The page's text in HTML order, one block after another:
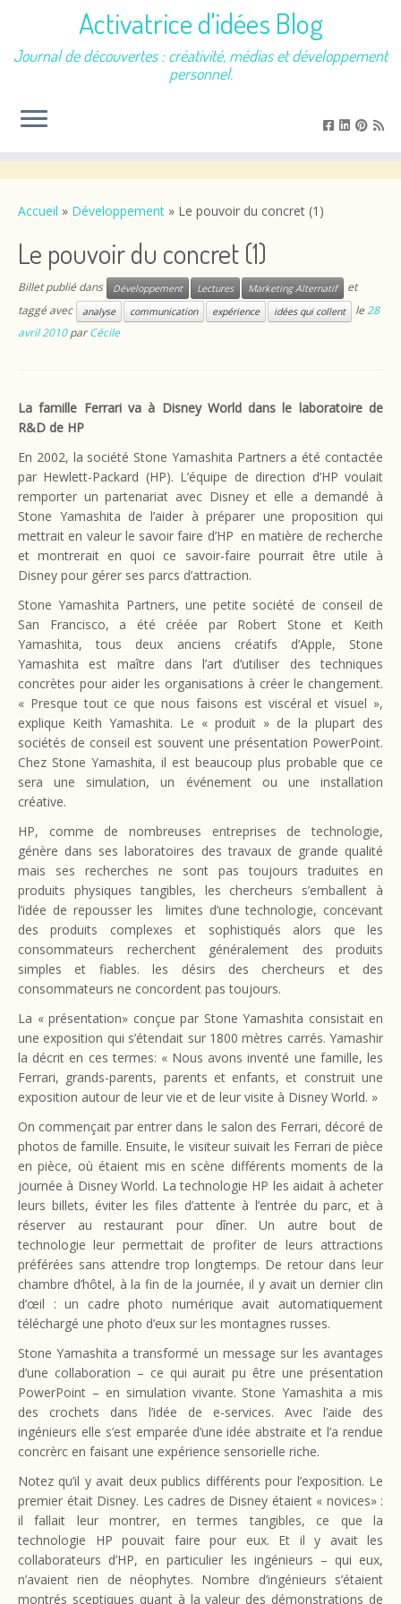
contenu
Activatrice d'idées Blog
Journal de découvertes : créativité, médias et développement
personnel.
Accueil » Développement » Le pouvoir du concret (1)
Le pouvoir du concret (1)
Billet publié dans Développement Lectures Marketing Alternatif
et
taggé avec
analyse communication expérience idées qui collent le28
avril 2010 parCécile
La famille Ferrari va à Disney World dans le laboratoire de
R&D de HP
En 2002, la société Stone Yamashita Partners a été contactée
par Hewlett-Packard (HP). L’équipe de direction d’HP voulait
remporter un partenariat avec Disney et elle a demandé à
Stone Yamashita de l’aider à préparer une proposition qui
mettrait en valeur le savoir faire d’HP en matière de recherche
et montrerait en quoi ce savoir-faire pourrait être utile à
Disney pour gérer ses parcs d’attraction.
Stone Yamashita Partners, une petite société de conseil de
San Francisco, a été créée par Robert Stone et Keith
Yamashita, tous deux anciens créatifs d’Apple, Stone
Yamashita est maître dans l’art d’utiliser des techniques
concrètes pour aider les organisations à créer le changement.
« Presque tout ce que nous faisons est viscéral et visuel »,
explique Keith Yamashita. Le « produit » de la plupart des
sociétés de conseil est souvent une présentation PowerPoint.
Chez Stone Yamashita, il est beaucoup plus probable que ce
sera une simulation, un événement ou une installation
créative.
HP, comme de nombreuses entreprises de technologie,
génère dans ses laboratoires des travaux de grande qualité
mais ses recherches ne sont pas toujours traduites en
produits physiques tangibles, les chercheurs s’emballent à
l’idée de repousser les limites d’une technologie, concevant
des produits complexes et sophistiqués alors que les
consommateurs recherchent généralement des produits
simples et fiables. les désirs des chercheurs et des
consommateurs ne concordent pas toujours.
La « présentation» conçue par Stone Yamashita consistait en
une exposition qui s’étendait sur 1800 mètres carrés. Yamashir
la décrit en ces termes: « Nous avons inventé une famille, les
Ferrari, grands-parents, parents et enfants, et construit une
exposition autour de leur vie et de leur visite à Disney World. »
On commençait par entrer dans le salon des Ferrari, décoré de
photos de famille. Ensuite, le visiteur suivait les Ferrari de pièce
en pièce, où étaient mis en scène différents moments de la
journée à Disney World. La technologie HP les aidait à acheter
leurs billets, éviter les files d’attente à l’entrée du parc, et à
réserver au restaurant pour dîner. Un autre bout de
technologie leur permettait de profiter de leurs attractions
préférées sans attendre trop longtemps. De retour dans leur
chambre d’hôtel, à la fin de la journée, il y avait un dernier clin
d’œil : un cadre photo numérique avait automatiquement
téléchargé une photo d’eux sur les montagnes russes.
Stone Yamashita a transformé un message sur les avantages
d’une collaboration – ce qui aurait pu être une présentation
PowerPoint – en simulation vivante. Stone Yamashita a mis
des crochets dans l’idée de e-services. Avec l’aide des
ingénieurs elle s’est emparée d’une idée abstraite et l’a rendue
concrèrc en faisant une expérience sensorielle riche.
Notez qu’il y avait deux publics différents pour l’exposition. Le
premier était Disney. Les cadres de Disney étaient « novices» :
il fallait leur montrer, en termes tangibles, ce que la
technologie HP pouvait faire pour eux. Et il y avait les
collaborateurs d’HP, en particulier les ingénieurs – qui eux,
n’avaient rien de néophytes. Nombre d’ingénieurs s’étaient
montrés sceptiques quant à la valeur des démonstrations de